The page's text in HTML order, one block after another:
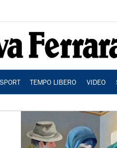
SPORT TEMPO LIBERO VIDEO